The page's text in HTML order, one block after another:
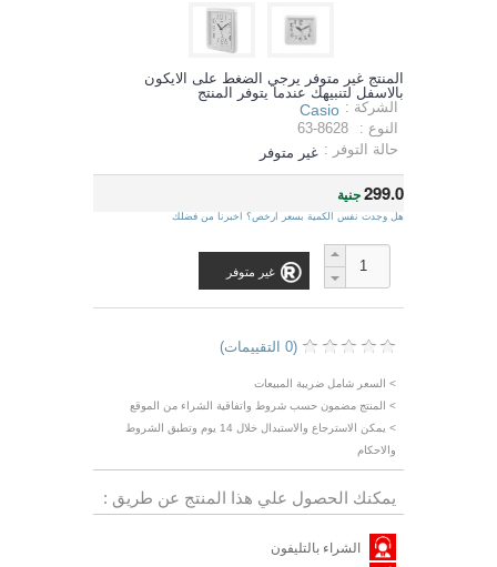
المنتج غير متوفر يرجي الضغط على الايكون
بالاسفل لتنبيهك عندما يتوفر المنتج
الشركة : Casio
النوع :
63-8628
حالة التوفر : غير متوفر
299.0جنية
هل وجدت نفس الكمية بسعر ارخص؟ اخبرنا من فضلك
غير متوفر
(0 التقييمات)
> السعر شامل ضريبة المبيعات
> المنتج مضمون حسب شروط واتفاقية الشراء من الموقع
> يمكن الاسترجاع والاستبدال خلال 14 يوم وتطبق الشروط
والاحكام
يمكنك الحصول علي هذا المنتج عن طريق :
الشراء بالتليفون